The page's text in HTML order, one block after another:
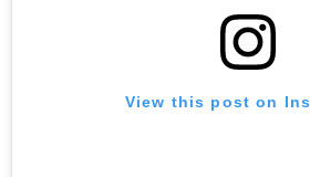
View this post on